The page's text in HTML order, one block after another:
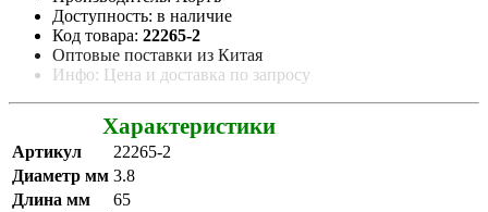
Доступность: в наличие
Код товара: 22265-2
Оптовые поставки из Китая
Инфо: Цена и доставка по запросу
Характеристики
Артикул
22265-2
Диаметр мм 3.8
Длина мм
65